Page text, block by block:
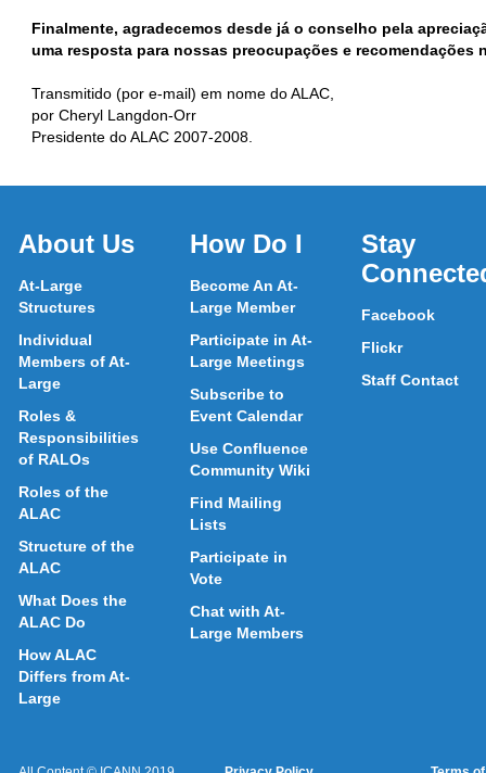
Finalmente, agradecemos desde já o conselho pela
uma resposta para nossas preocupações e recomendações
Transmitido (por e‐mail) em nome do ALAC,
por Cheryl Langdon‐Orr
Presidente do ALAC 2007‐2008.
About Us
At-Large
Structures
Individual
Members of At-
Large
Roles &
Responsibilities
of RALOs
Roles of the
ALAC
Structure of the
ALAC
What Does the
ALAC Do
How ALAC
Differs from At-
Large
How Do I
Become An At-
Large Member
Participate in At-
Large Meetings
Subscribe to
Event Calendar
Use Confluence
Community Wiki
Find Mailing
Lists
Participate in
Vote
Chat with At-
Large Members
Stay
Facebook
Flickr
Staff Contact